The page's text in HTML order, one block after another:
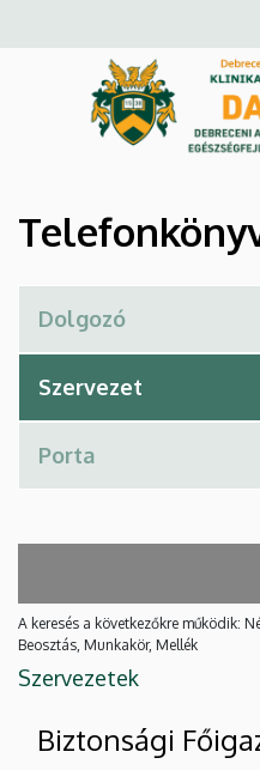
Debreceni
és
Intézet
a
A keresés a következőkre működik:
Beosztás, Munkakör, Mellék
Szervezetek
Biztonsági